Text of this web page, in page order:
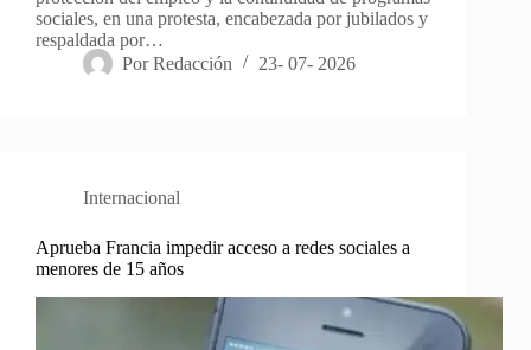
sociales, en una protesta, encabezada por jubilados y
respaldada por…
Por Redacción 23- 07- 2026
Internacional
Aprueba Francia impedir acceso a redes sociales a
menores de 15 años